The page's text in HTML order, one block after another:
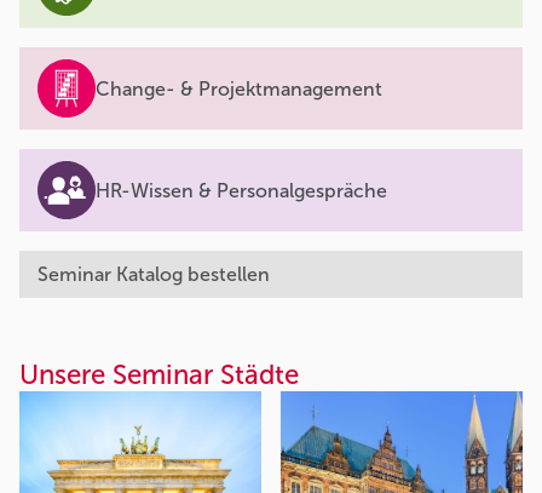
Change- & Projektmanagement
HR-Wissen & Personalgespräche
Seminar Katalog bestellen
Unsere Seminar Städte